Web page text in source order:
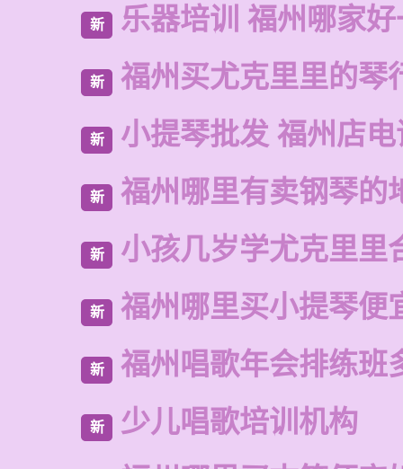
新 乐器培训 福州哪家
新 福州买尤克里里的琴
新 小提琴批发 福州店
新 福州哪里有卖钢琴的
新 小孩几岁学尤克里里
新 福州哪里买小提琴便
新 福州唱歌年会排练班
新
少儿唱歌培训机构